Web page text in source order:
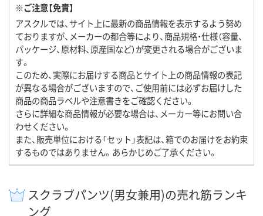
※ご注意【免責】
アスクルでは、サイト上に最新の商品情報を表示するよう努め
ておりますが、メーカーの都合等により、商品規格・仕様（容量、
パッケージ、原材料、原産国など）が変更される場合がございま
す。
このため、実際にお届けする商品とサイト上の商品情報の表記
が異なる場合がございますので、ご使用前には必ずお届けした
商品の商品ラベルや注意書きをご確認ください。
さらに詳細な商品情報が必要な場合は、メーカー等にお問い合
わせください。
また、販売単位における「セット」表記は、箱でのお届けをお約束
するものではありません。あらかじめご了承ください。
スクラブパンツ(男女兼用)の売れ筋ランキ
ング